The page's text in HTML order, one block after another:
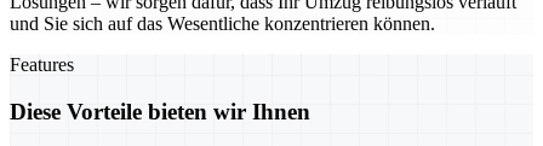
und Sie sich auf das Wesentliche konzentrieren können.
Features
Diese Vorteile bieten wir Ihnen